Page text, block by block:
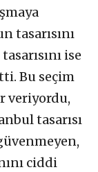
tasarısını
ise
Bu seçim
veriyordu,
tasarısı
ciddi